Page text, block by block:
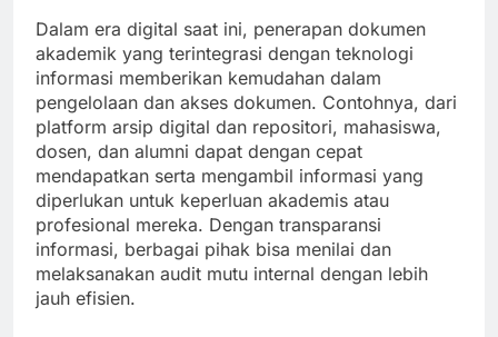
Dalam era digital saat ini, penerapan dokumen
akademik yang terintegrasi dengan teknologi
informasi memberikan kemudahan dalam
pengelolaan dan akses dokumen. Contohnya, dari
platform arsip digital dan repositori, mahasiswa,
dosen, dan alumni dapat dengan cepat
mendapatkan serta mengambil informasi yang
diperlukan untuk keperluan akademis atau
profesional mereka. Dengan transparansi
informasi, berbagai pihak bisa menilai dan
melaksanakan audit mutu internal dengan lebih
jauh efisien.